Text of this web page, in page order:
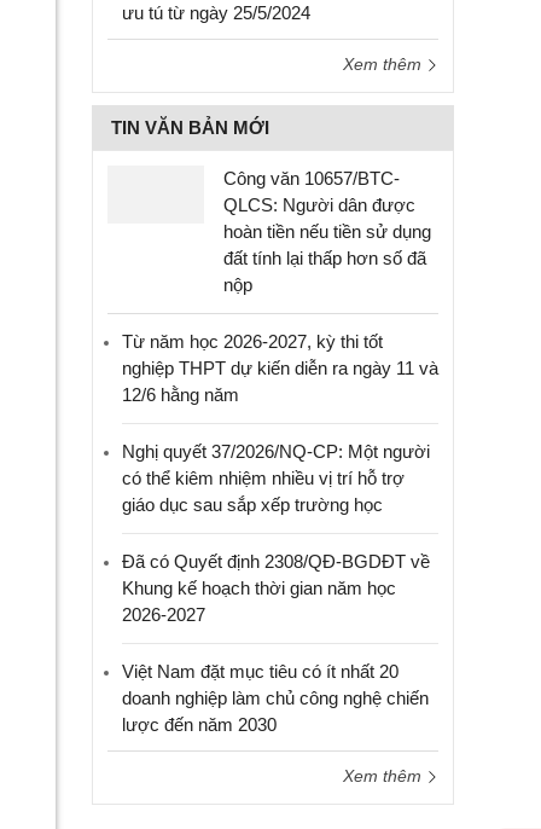
ưu tú từ ngày 25/5/2024
Xem thêm
TIN VĂN BẢN MỚI
Công văn 10657/BTC-
QLCS: Người dân được
hoàn tiền nếu tiền sử dụng
đất tính lại thấp hơn số đã
nộp
Từ năm học 2026-2027, kỳ thi tốt
nghiệp THPT dự kiến diễn ra ngày 11 và
12/6 hằng năm
Nghị quyết 37/2026/NQ-CP: Một người
có thể kiêm nhiệm nhiều vị trí hỗ trợ
giáo dục sau sắp xếp trường học
Đã có Quyết định 2308/QĐ-BGDĐT về
Khung kế hoạch thời gian năm học
2026-2027
Việt Nam đặt mục tiêu có ít nhất 20
doanh nghiệp làm chủ công nghệ chiến
lược đến năm 2030
Xem thêm